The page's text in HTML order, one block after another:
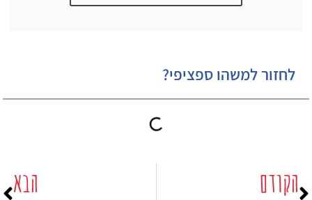
לחזור למשהו ספציפי?
הקודם הבא